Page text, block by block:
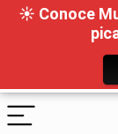
☀ Conoce